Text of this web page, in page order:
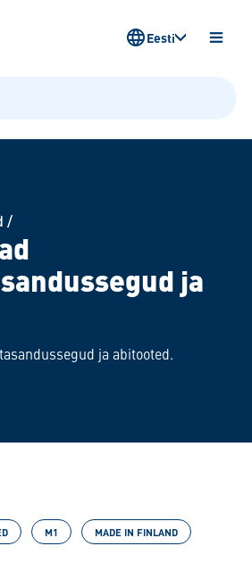
AVA
Eesti
/
ja
ja abitooted.
M1 MADE IN FINLAND